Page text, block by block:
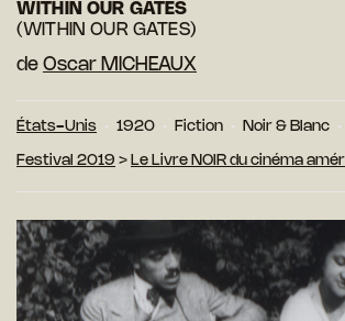
WITHIN OUR GATES
(WITHIN OUR GATES)
de Oscar MICHEAUX
États-Unis 1920 Fiction Noir & Blanc
Festival 2019 > Le Livre NOIR du cinéma